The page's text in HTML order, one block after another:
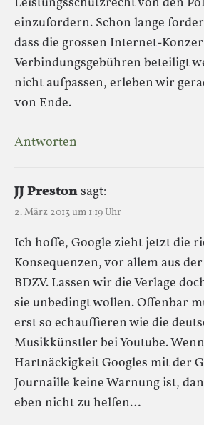
einzufordern. Schon lange
dass die grossen Internet-
Verbindungsgebühren beteiligt
nicht aufpassen, erleben wir
von Ende.
Antworten
JJ Prestonsagt:
2. März 2013 um 1:19 Uhr
Ich hoffe, Google zieht jetzt die
Konsequenzen, vor allem aus
BDZV. Lassen wir die Verlage
sie unbedingt wollen. Offenbar
erst so echauffieren wie die
Musikkünstler bei Youtube.
Hartnäckigkeit Googles mit der
Journaille keine Warnung ist,
eben nicht zu helfen…